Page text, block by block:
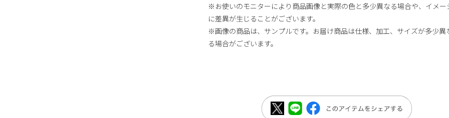
※お使いのモニターにより商品画像と実際の色と多少異なる場合や、イメー
に差異が生じることがございます。
※画像の商品は、サンプルです。お届け商品は仕様、加工、サイズが多少異
る場合がございます。